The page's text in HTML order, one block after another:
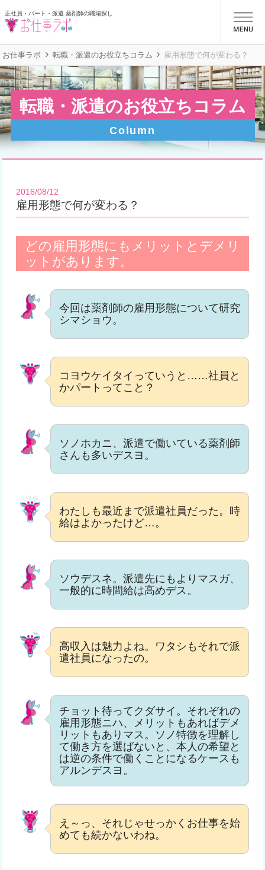
正社員・パート・派遣 薬剤師の職場探し
お仕事ラボ 転職・派遣のお役⽴ちコラム 雇用形態で何が変わる？
転職・派遣のお役立ちコラム
Column
2016/08/12
雇用形態で何が変わる？
どの雇用形態にもメリットとデメリ
ットがあります。
今回は薬剤師の雇用形態について研究
シマショウ。
コヨウケイタイっていうと……社員と
かパートってこと？
ソノホカニ、派遣で働いている薬剤師
さんも多いデスヨ。
わたしも最近まで派遣社員だった。時
給はよかったけど…。
ソウデスネ。派遣先にもよりマスガ、
一般的に時間給は高めデス。
高収入は魅力よね。ワタシもそれで派
遣社員になったの。
チョット待ってクダサイ。それぞれの
雇用形態ニハ、メリットもあればデメ
リットもありマス。ソノ特徴を理解し
て働き方を選ばないと、本人の希望と
は逆の条件で働くことになるケースも
アルンデスヨ。
え～っ、それじゃせっかくお仕事を始
めても続かないわね。